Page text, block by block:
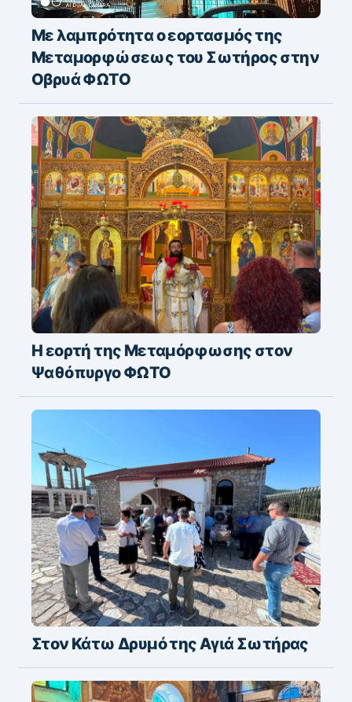
Με λαμπρότητα ο εορτασμός της
Μεταμορφώσεως του Σωτήρος στην
Οβρυά ΦΩΤΟ
Η εορτή της Μεταμόρφωσης στον
Ψαθόπυργο ΦΩΤΟ
Στον Κάτω Δρυμό της Αγιά Σωτήρας